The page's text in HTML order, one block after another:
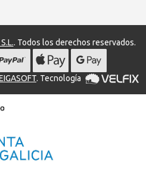
. Todos los derechos reservados.
. Tecnología